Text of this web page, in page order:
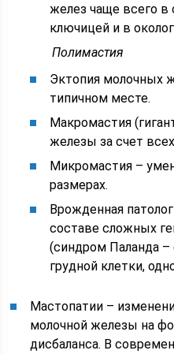
желез чаще всего
ключицей и в
Полимастия
Эктопия молочных
типичном месте.
Макромастия
железы за счет
Микромастия –
размерах.
Врожденная
составе сложных
(синдром Паланда
грудной клетки,
Мастопатии –
молочной железы на
дисбаланса. В